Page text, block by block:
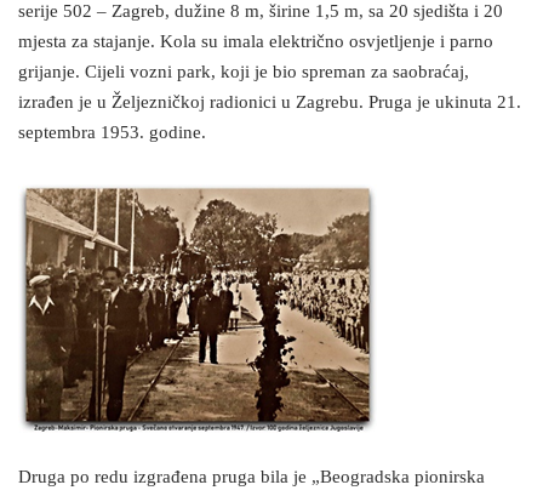
serije 502 – Zagreb, dužine 8 m, širine 1,5 m, sa 20 sjedišta i 20
mjesta za stajanje. Kola su imala električno osvjetljenje i parno
grijanje. Cijeli vozni park, koji je bio spreman za saobraćaj,
izrađen je u Željezničkoj radionici u Zagrebu. Pruga je ukinuta 21.
septembra 1953. godine.
Druga po redu izgrađena pruga bila je „Beogradska pionirska